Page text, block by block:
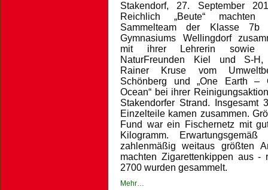
Stakendorf, 27. September
Reichlich „Beute“ machten
Sammelteam der Klasse 7b
Gymnasiums Wellingdorf
mit ihrer Lehrerin sowie
NaturFreunden Kiel und S-
Rainer Kruse vom
Schönberg und „One Earth –
Ocean“ bei ihrer
Stakendorfer Strand. Insgesamt
Einzelteile kamen zusammen.
Fund war ein Fischernetz mit
Kilogramm. Erwartungsgemäß
zahlenmäßig weitaus größten
machten Zigarettenkippen aus -
2700 wurden gesammelt.
Mehr…